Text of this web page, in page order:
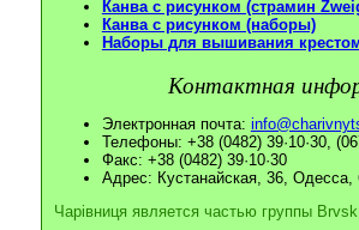
Канва с рисунком (страмин
Канва с рисунком (наборы)
Наборы для вышивания
Контактная
Электронная почта:
Телефоны: +38 (0482) 39·10·30,
Факс: +38 (0482) 39·10·30
Адрес: Кустанайская, 36, Одесса,
Чарівниця является частью группы